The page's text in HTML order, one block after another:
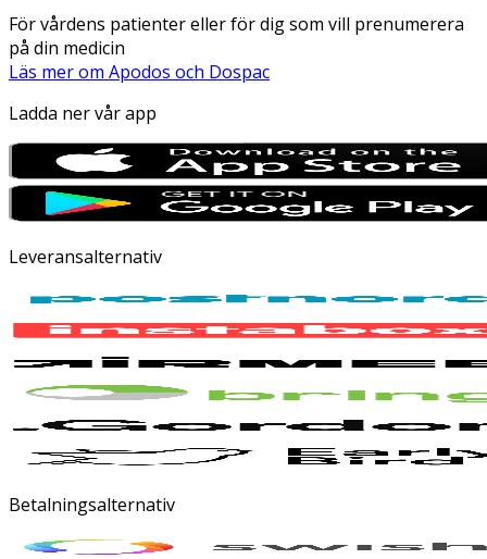
För vårdens patienter eller för dig som vill prenumerera
på din medicin
Läs mer om Apodos och Dospac
Ladda ner vår app
Leveransalternativ
Betalningsalternativ